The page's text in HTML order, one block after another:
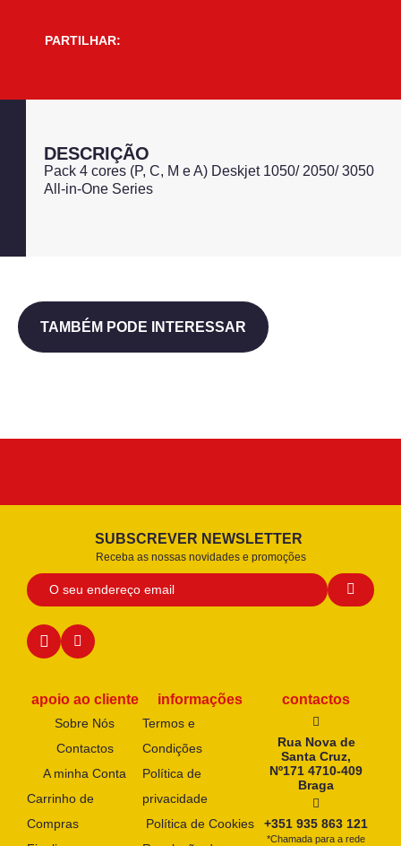
PARTILHAR:
DESCRIÇÃO
Pack 4 cores (P, C, M e A) Deskjet 1050/ 2050/ 3050
All-in-One Series
TAMBÉM PODE INTERESSAR
SUBSCREVER NEWSLETTER
Receba as nossas novidades e promoções
apoio ao cliente
Sobre Nós
Contactos
A minha Conta
Carrinho de
Compras
informações
Termos e
Condições
Política de
privacidade
Política de Cookies
contactos
Rua Nova de
Santa Cruz,
Nº171 4710-409
Braga
+351 935 863 121
*Chamada para a rede